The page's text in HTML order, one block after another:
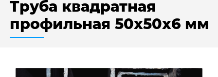
КАК МЫ РАБОТАЕМ
Труба квадратная
профильная 50х50х6 мм